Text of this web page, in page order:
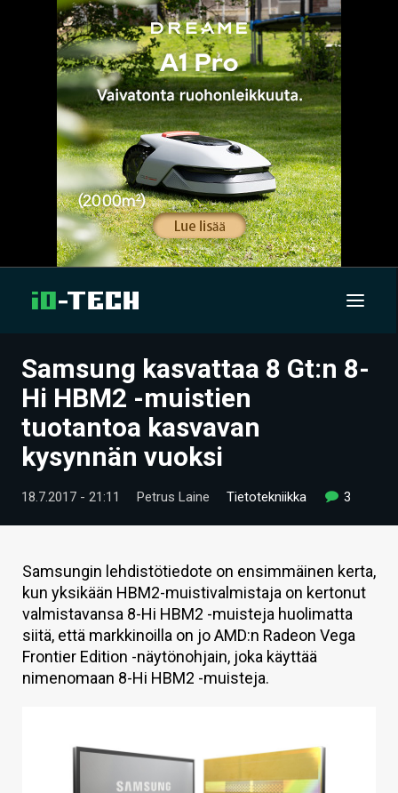
UUTISET
ARTIKKELIT
VIDEOT
TECHBBS
HINTA.FI
KAUPPA
VAIHDA TEEMA
Samsung kasvattaa 8 Gt:n 8-
Hi HBM2 -muistien
tuotantoa kasvavan
kysynnän vuoksi
18.7.2017 - 21:11 Petrus Laine Tietotekniikka 3
Samsungin lehdistötiedote on ensimmäinen kerta,
kun yksikään HBM2-muistivalmistaja on kertonut
valmistavansa 8-Hi HBM2 -muisteja huolimatta
siitä, että markkinoilla on jo AMD:n Radeon Vega
Frontier Edition -näytönohjain, joka käyttää
nimenomaan 8-Hi HBM2 -muisteja.